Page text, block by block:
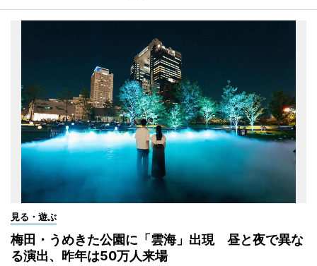
見る・遊ぶ
梅田・うめきた公園に「雲海」出現 昼と夜で異な
る演出、昨年は50万人来場